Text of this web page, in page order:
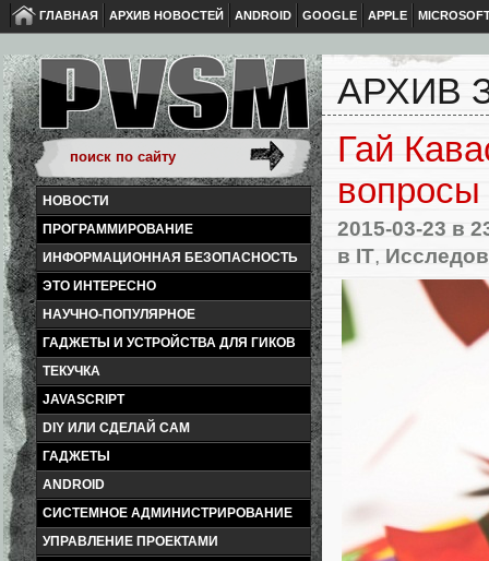
ГЛАВНАЯ АРХИВ НОВОСТЕЙ ANDROID GOOGLE APPLE
НОВОСТИ
ПРОГРАММИРОВАНИЕ
ИНФОРМАЦИОННАЯ БЕЗОПАСНОСТЬ
ЭТО ИНТЕРЕСНО
НАУЧНО-ПОПУЛЯРНОЕ
ГАДЖЕТЫ И УСТРОЙСТВА ДЛЯ ГИКОВ
ТЕКУЧКА
JAVASCRIPT
DIY ИЛИ СДЕЛАЙ САМ
ГАДЖЕТЫ
ANDROID
СИСТЕМНОЕ АДМИНИСТРИРОВАНИЕ
УПРАВЛЕНИЕ ПРОЕКТАМИ
АРХИВ
Гай
вопросы
2015-03-23 в
в IT,